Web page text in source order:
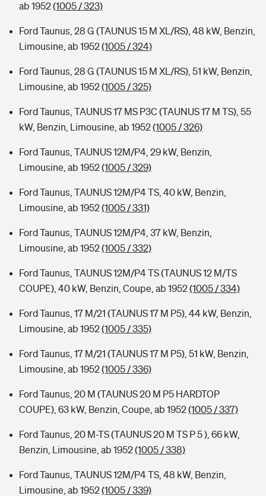
ab 1952(1005 / 323)
Ford Taunus, 28 G (TAUNUS 15 M XL/RS), 48 kW, Benzin,
Limousine, ab 1952(1005 / 324)
Ford Taunus, 28 G (TAUNUS 15 M XL/RS), 51 kW, Benzin,
Limousine, ab 1952(1005 / 325)
Ford Taunus, TAUNUS 17 MS P3C (TAUNUS 17 M TS), 55
kW, Benzin, Limousine, ab 1952(1005 / 326)
Ford Taunus, TAUNUS 12M/P4, 29 kW, Benzin,
Limousine, ab 1952(1005 / 329)
Ford Taunus, TAUNUS 12M/P4 TS, 40 kW, Benzin,
Limousine, ab 1952(1005 / 331)
Ford Taunus, TAUNUS 12M/P4, 37 kW, Benzin,
Limousine, ab 1952(1005 / 332)
Ford Taunus, TAUNUS 12M/P4 TS (TAUNUS 12 M/TS
COUPE), 40 kW, Benzin, Coupe, ab 1952(1005 / 334)
Ford Taunus, 17 M/21 (TAUNUS 17 M P5), 44 kW, Benzin,
Limousine, ab 1952(1005 / 335)
Ford Taunus, 17 M/21 (TAUNUS 17 M P5), 51 kW, Benzin,
Limousine, ab 1952(1005 / 336)
Ford Taunus, 20 M (TAUNUS 20 M P5 HARDTOP
COUPE), 63 kW, Benzin, Coupe, ab 1952(1005 / 337)
Ford Taunus, 20 M-TS (TAUNUS 20 M TS P 5 ), 66 kW,
Benzin, Limousine, ab 1952(1005 / 338)
Ford Taunus, TAUNUS 12M/P4 TS, 48 kW, Benzin,
Limousine, ab 1952(1005 / 339)